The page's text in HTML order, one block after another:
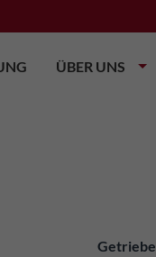
ÜBER UNS
Getriebe